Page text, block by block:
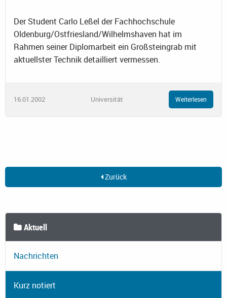
Der Student Carlo Leßel der Fachhochschule
Oldenburg/Ostfriesland/Wilhelmshaven hat im
Rahmen seiner Diplomarbeit ein Großsteingrab mit
aktuellster Technik detailliert vermessen.
16.01.2002 Universität Weiterlesen
Zurück
Aktuell
Nachrichten
Kurz notiert